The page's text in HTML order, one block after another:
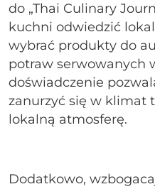
do „Thai Culinary
kuchni odwiedzić
wybrać produkty do
potraw serwowanych
doświadczenie
zanurzyć się w klimat
lokalną atmosferę.
Dodatkowo,